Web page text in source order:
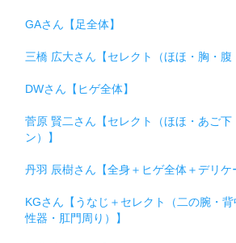
GAさん【足全体】
三橋 広大さん【セレクト（ほほ・胸・腹
DWさん【ヒゲ全体】
菅原 賢二さん【セレクト（ほほ・あご下
ン）】
丹羽 辰樹さん【全身＋ヒゲ全体＋デリケ
KGさん【うなじ＋セレクト（二の腕・
性器・肛門周り）】